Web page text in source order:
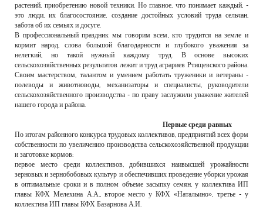
растений, приобретению новой техники. Но главное, что понимает каждый, -
это люди, их благосостояние, создание достойных условий труда сельчан,
забота об их семьях и досуге.
В профессиональный праздник мы говорим всем, кто трудится на земле и
кормит народ, слова большой благодарности и глубокого уважения за
нелегкий, но такой нужный каждому труд. В основе высоких
сельскохозяйственных результатов лежит и труд аграриев Ртищевского района.
Своим мастерством, талантом и умением работать труженики и ветераны -
полеводы и животноводы, механизаторы и специалисты, руководители
сельскохозяйственного производства - по праву заслужили уважение жителей
нашего города и района.
Первые среди равных
По итогам районного конкурса трудовых коллективов, предприятий всех форм
собственности по увеличению производства сельскохозяйственной продукции
и заготовке кормов:
первое место среди коллективов, добившихся наивысшей урожайности
зерновых и зернобобовых культур и обеспечивших проведение уборки урожая
в оптимальные сроки и в полном объеме засыпку семян, у коллектива ИП
главы КФХ Мелехина А.А., второе место у КФХ «Натальино», третье - у
коллектива ИП главы КФХ Базарнова А.И.